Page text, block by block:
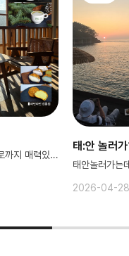
감성부터 레트로까지 매력있는 강릉
태:안 놀러
2026-04-28